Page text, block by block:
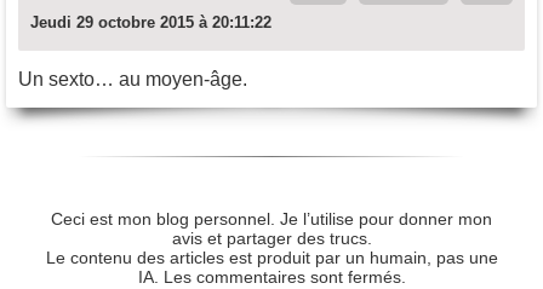
Jeudi 29 octobre 2015 à 20:11:22
Un sexto… au moyen-âge.
Ceci est mon blog personnel. Je l’utilise pour donner mon
avis et partager des trucs.
Le contenu des articles est produit par un humain, pas une
IA. Les commentaires sont fermés.